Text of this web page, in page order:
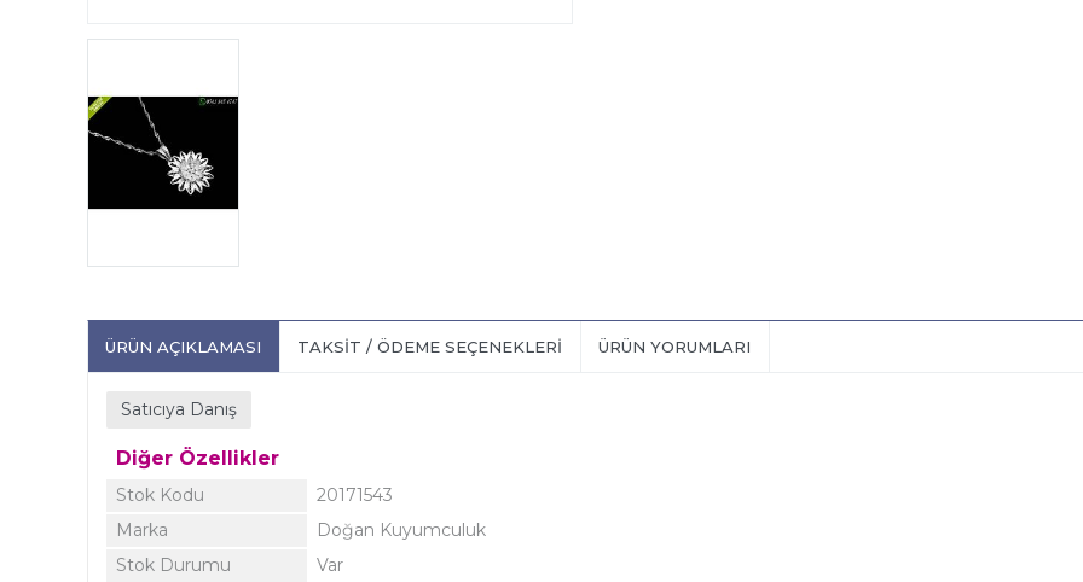
ÜRÜN AÇIKLAMASI TAKSIT / ÖDEME SEÇENEKLERI ÜRÜN YORUMLARI
Satıcıya Danış
Diğer Özellikler
Stok Kodu
20171543
Marka
Doğan Kuyumculuk
Stok Durumu
Var